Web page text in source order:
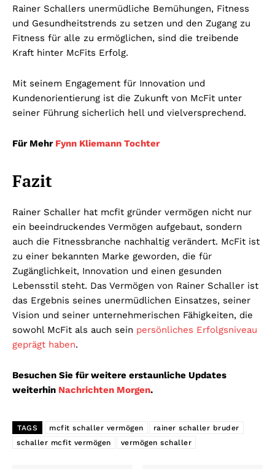
Rainer Schallers unermüdliche Bemühungen, Fitness
und Gesundheitstrends zu setzen und den Zugang zu
Fitness für alle zu ermöglichen, sind die treibende
Kraft hinter McFits Erfolg.
Mit seinem Engagement für Innovation und
Kundenorientierung ist die Zukunft von McFit unter
seiner Führung sicherlich hell und vielversprechend.
Für Mehr Fynn Kliemann Tochter
Fazit
Rainer Schaller hat mcfit gründer vermögen nicht nur
ein beeindruckendes Vermögen aufgebaut, sondern
auch die Fitnessbranche nachhaltig verändert. McFit ist
zu einer bekannten Marke geworden, die für
Zugänglichkeit, Innovation und einen gesunden
Lebensstil steht. Das Vermögen von Rainer Schaller ist
das Ergebnis seines unermüdlichen Einsatzes, seiner
Vision und seiner unternehmerischen Fähigkeiten, die
sowohl McFit als auch sein persönliches Erfolgsniveau
geprägt haben.
Besuchen Sie für weitere erstaunliche Updates
weiterhin Nachrichten Morgen.
TAGS mcfit schaller vermögen
rainer schaller bruder
schaller mcfit vermögen
vermögen schaller